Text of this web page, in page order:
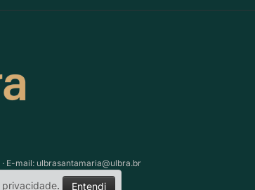
E-mail: ulbrasantamaria@ulbra.br
. Entendi